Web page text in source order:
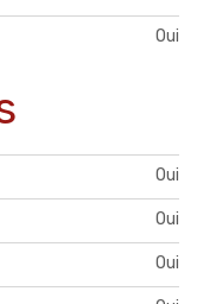
Oui
Oui
Oui
Oui